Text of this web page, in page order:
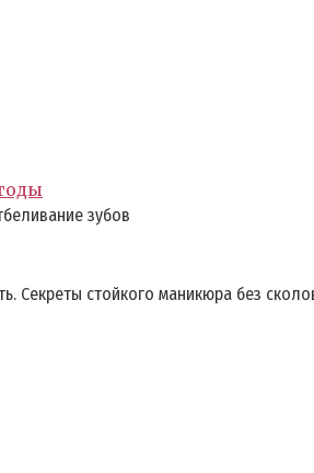
зубов
Секреты стойкого маникюра без